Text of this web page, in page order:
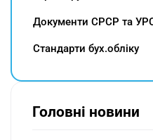
Документи СРСР та
Cтандарти бух.обліку
Головні новини